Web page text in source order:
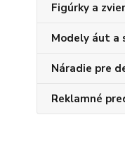
Figúrky a
Modely áut a
Náradie pre
Reklamné